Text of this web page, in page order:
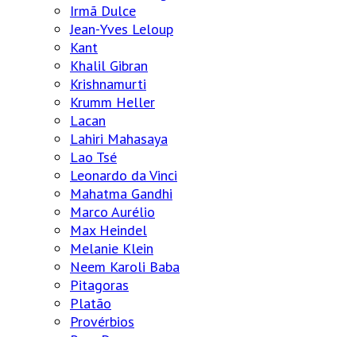
Irmã Dulce
Jean-Yves Leloup
Kant
Khalil Gibran
Krishnamurti
Krumm Heller
Lacan
Lahiri Mahasaya
Lao Tsé
Leonardo da Vinci
Mahatma Gandhi
Marco Aurélio
Max Heindel
Melanie Klein
Neem Karoli Baba
Pitagoras
Platão
Provérbios